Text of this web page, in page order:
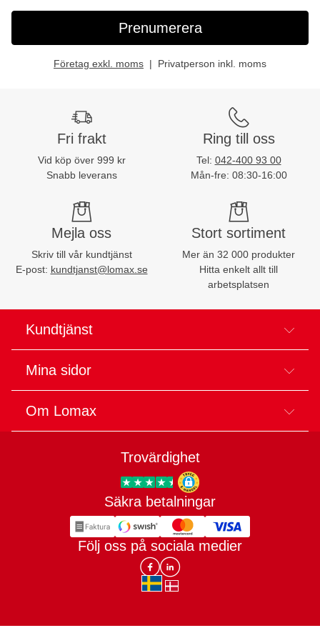
Prenumerera
Företag exkl. moms Privatperson inkl. moms
Fri frakt
Vid köp över 999 kr
Snabb leverans
Ring till oss
Tel: 042-400 93 00
Mån-fre: 08:30-16:00
Mejla oss
Skriv till vår kundtjänst
E-post: kundtjanst@lomax.se
Stort sortiment
Mer än 32 000 produkter
Hitta enkelt allt till
arbetsplatsen
Kundtjänst
Mina sidor
Om Lomax
Trovärdighet
Trygg E-handel
Säkra betalningar
Följ oss på sociala medier
Lomax DK Facebook
Lomax SE LinkIn
sv-SEda-DK